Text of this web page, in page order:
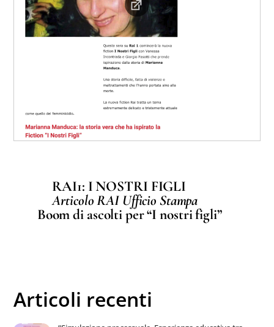
RAI1: I NOSTRI FIGLI
Articolo RAI Ufficio Stampa
Boom di ascolti per “I nostri figli”
Articoli recenti